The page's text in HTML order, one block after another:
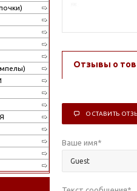
Отзывы о
ОСТАВИТЬ
Ваше имя*